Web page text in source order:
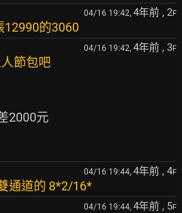
04/16 19:42, 4年前 , 2F
12990的3060
04/16 19:42, 4年前 , 3F
節包吧
2000元
04/16 19:44, 4年前 , 4F
通道的 8*2/16*
04/16 19:44, 4年前 , 5F